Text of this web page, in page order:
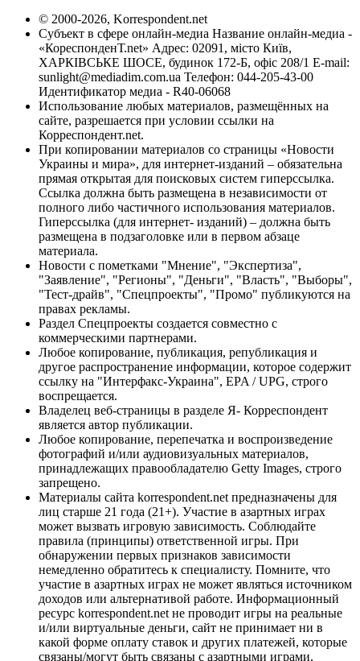
© 2000-2026, Korrespondent.net
Субъект в сфере онлайн-медиа Название онлайн-медиа -
«КореспонденТ.net» Адрес: 02091, місто Київ,
ХАРКІВСЬКЕ ШОСЕ, будинок 172-Б, офіс 208/1 E-mail:
sunlight@mediadim.com.ua Телефон: 044-205-43-00
Идентификатор медиа - R40-06068
Использование любых материалов, размещённых на
сайте, разрешается при условии ссылки на
Корреспондент.net.
При копировании материалов со страницы «Новости
Украины и мира», для интернет-изданий – обязательна
прямая открытая для поисковых систем гиперссылка.
Ссылка должна быть размещена в независимости от
полного либо частичного использования материалов.
Гиперссылка (для интернет- изданий) – должна быть
размещена в подзаголовке или в первом абзаце
материала.
Новости с пометками "Мнение", "Экспертиза",
"Заявление", "Регионы", "Деньги", "Власть", "Выборы",
"Тест-драйв", "Спецпроекты", "Промо" публикуются на
правах рекламы.
Раздел Спецпроекты создается совместно с
коммерческими партнерами.
Любое копирование, публикация, републикация и
другое распространение информации, которое содержит
ссылку на "Интерфакс-Украина", EPA / UPG, строго
воспрещается.
Владелец веб-страницы в разделе Я- Корреспондент
является автор публикации.
Любое копирование, перепечатка и воспроизведение
фотографий и/или аудиовизуальных материалов,
принадлежащих правообладателю Getty Images, строго
запрещено.
Материалы сайта korrespondent.net предназначены для
лиц старше 21 года (21+). Участие в азартных играх
может вызвать игровую зависимость. Соблюдайте
правила (принципы) ответственной игры. При
обнаружении первых признаков зависимости
немедленно обратитесь к специалисту. Помните, что
участие в азартных играх не может являться источником
доходов или альтернативой работе. Информационный
ресурс korrespondent.net не проводит игры на реальные
и/или виртуальные деньги, сайт не принимает ни в
какой форме оплату ставок и других платежей, которые
связаны/могут быть связаны с азартными играми,